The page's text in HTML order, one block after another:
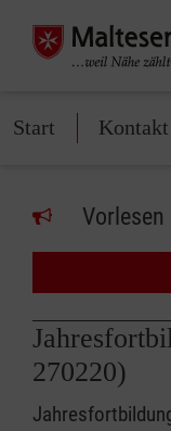
Start
Vorlesen
270220)